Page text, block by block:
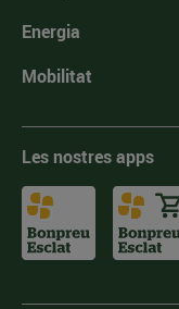
Energia
Mobilitat
Les nostres apps